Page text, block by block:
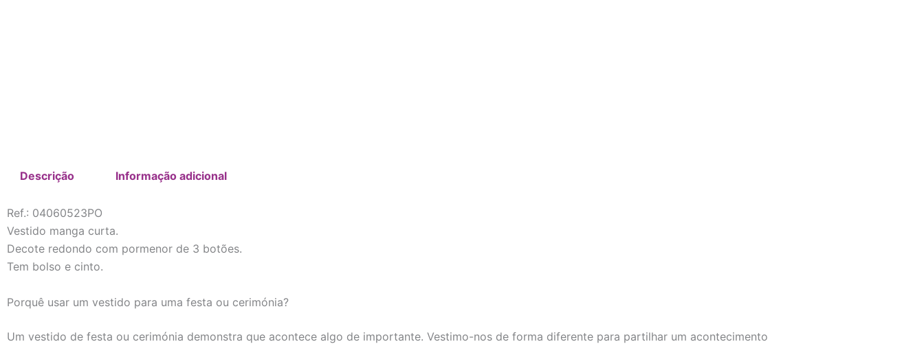
Descrição Informação adicional
Ref.: 04060523PO
Vestido manga curta.
Decote redondo com pormenor de 3 botões.
Tem bolso e cinto.
Porquê usar um vestido para uma festa ou cerimónia?
Um vestido de festa ou cerimónia demonstra que acontece algo de importante. Vestimo-nos de forma diferente para partilhar um acontecimento